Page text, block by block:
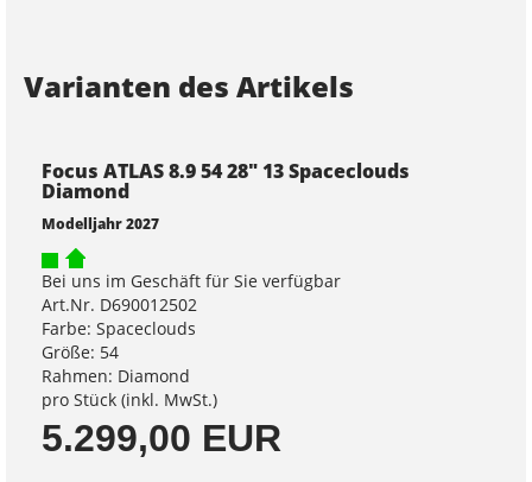
Varianten des Artikels
Focus ATLAS 8.9 54 28" 13 Spaceclouds
Diamond
Modelljahr 2027
Bei uns im Geschäft für Sie verfügbar
Art.Nr. D690012502
Farbe: Spaceclouds
Größe: 54
Rahmen: Diamond
pro Stück (inkl. MwSt.)
5.299,00 EUR